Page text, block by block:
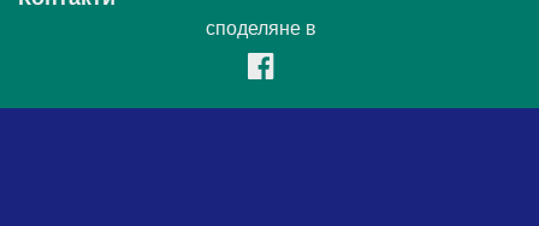
споделяне в